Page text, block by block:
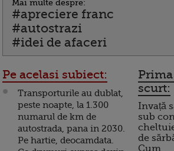
Mai multe despre:
#apreciere franc
#autostrazi
#idei de afaceri
Pe acelasi subiect:
Transporturile au dublat,
peste noapte, la 1.300
numarul de km de
autostrada, pana in 2030.
Pe hartie, deocamdata.
scurt:
Invață
sub
de
Cum